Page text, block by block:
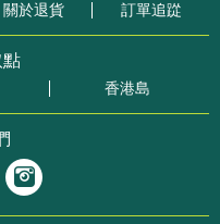
關於退貨 訂單追踨
香港島